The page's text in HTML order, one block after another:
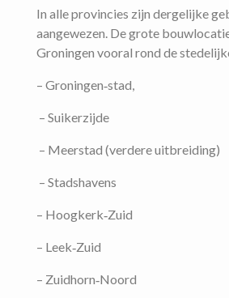
In alle provincies zijn dergelijke
aangewezen. De grote
Groningen vooral rond de
– Groningen‑stad,
– Suikerzijde
– Meerstad (verdere uitbreiding)
– Stadshavens
– Hoogkerk‑Zuid
– Leek‑Zuid
– Zuidhorn‑Noord